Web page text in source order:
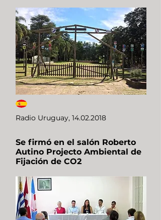
Radio Uruguay, 14.02.2018
Se firmó en el salón Roberto
Autino Projecto Ambiental de
Fijación de CO2